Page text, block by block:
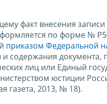
факт внесения
по форме №
приказом Федеральной
содержания документа,
лиц или Единый
юстиции
газета, 2013, № 18).